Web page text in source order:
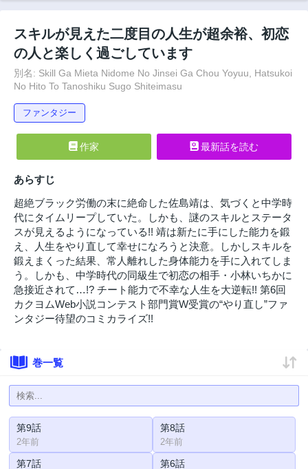
スキルが見えた二度目の人生が超余裕、初恋
の人と楽しく過ごしています
別名: Skill Ga Mieta Nidome No Jinsei Ga Chou Yoyuu, Hatsukoi
No Hito To Tanoshiku Sugo Shiteimasu
ファンタジー
作家 最新話を読む
あらすじ
超絶ブラック労働の末に絶命した佐島靖は、気づくと中学時
代にタイムリープしていた。しかも、謎のスキルとステータ
スが見えるようになっている!! 靖は新たに手にした能力を鍛
え、人生をやり直して幸せになろうと決意。しかしスキルを
鍛えまくった結果、常人離れした身体能力を手に入れてしま
う。しかも、中学時代の同級生で初恋の相手・小林いちかに
急接近されて…!? チート能力で不幸な人生を大逆転!! 第6回
カクヨムWeb小説コンテスト部門賞W受賞の“やり直し”ファ
ンタジー待望のコミカライズ!!
巻一覧
第9話
2年前
第8話
2年前
第7話 第6話